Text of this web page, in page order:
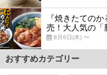
『焼きたての
売！大人気の「
8月6日(木) 〜
おすすめカテゴリー